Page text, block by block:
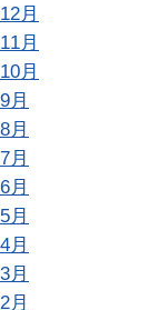
12月
11月
10月
9月
8月
7月
6月
5月
4月
3月
2月